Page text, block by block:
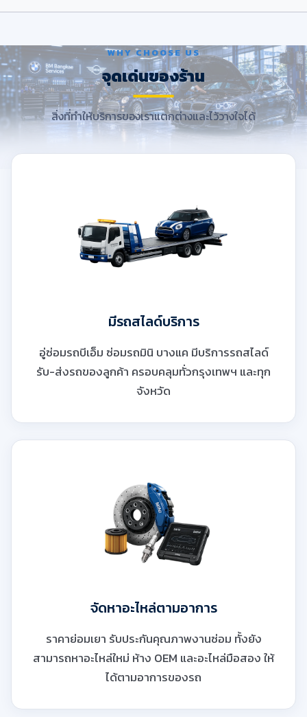
WHY CHOOSE US
จุดเด่นของร้าน
สิ่งที่ทำให้บริการของเราแตกต่างและไว้วางใจได้
มีรถสไลด์บริการ
อู่ซ่อมรถบีเอ็ม ซ่อมรถมินิ บางแค มีบริการรถสไลด์
รับ-ส่งรถของลูกค้า ครอบคลุมทั่วกรุงเทพฯ และทุก
จังหวัด
จัดหาอะไหล่ตามอาการ
ราคาย่อมเยา รับประกันคุณภาพงานซ่อม ทั้งยัง
สามารถหาอะไหล่ใหม่ ห้าง OEM และอะไหล่มือสอง ให้
ได้ตามอาการของรถ